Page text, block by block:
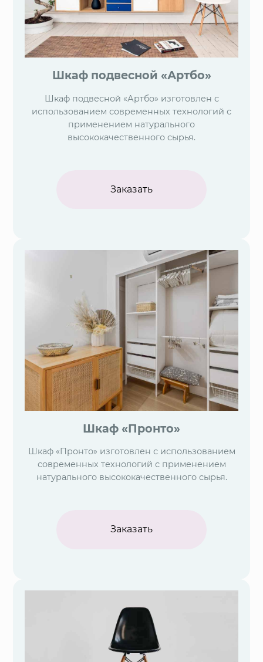
Шкаф подвесной «Артбо»
Шкаф подвесной «Артбо» изготовлен с
использованием современных технологий с
применением натурального
высококачественного сырья.
Заказать
Шкаф «Пронто»
Шкаф «Пронто» изготовлен с использованием
современных технологий с применением
натурального высококачественного сырья.
Заказать